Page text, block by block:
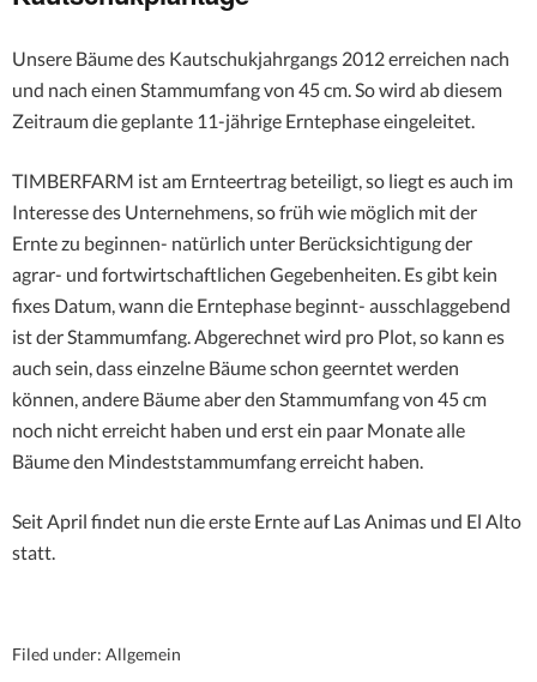
Unsere Bäume des Kautschukjahrgangs 2012 erreichen nach
und nach einen Stammumfang von 45 cm. So wird ab diesem
Zeitraum die geplante 11-jährige Erntephase eingeleitet.
TIMBERFARM ist am Ernteertrag beteiligt, so liegt es auch im
Interesse des Unternehmens, so früh wie möglich mit der
Ernte zu beginnen- natürlich unter Berücksichtigung der
agrar- und fortwirtschaftlichen Gegebenheiten. Es gibt kein
fixes Datum, wann die Erntephase beginnt- ausschlaggebend
ist der Stammumfang. Abgerechnet wird pro Plot, so kann es
auch sein, dass einzelne Bäume schon geerntet werden
können, andere Bäume aber den Stammumfang von 45 cm
noch nicht erreicht haben und erst ein paar Monate alle
Bäume den Mindeststammumfang erreicht haben.
Seit April findet nun die erste Ernte auf Las Animas und El Alto
statt.
Filed under: Allgemein